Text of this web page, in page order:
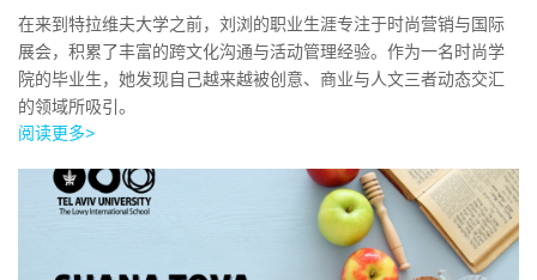
在来到特拉维夫大学之前，刘浏的职业生涯专注于时尚营销与国际
展会，积累了丰富的跨文化沟通与活动管理经验。作为一名时尚学
院的毕业生，她发现自己越来越被创意、商业与人文三者动态交汇
的领域所吸引。
阅读更多>